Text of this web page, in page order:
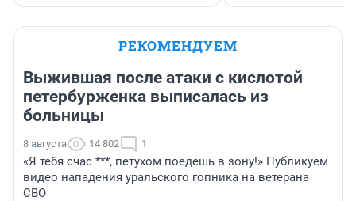
РЕКОМЕНДУЕМ
Выжившая после атаки с кислотой
петербурженка выписалась из
больницы
8 августа 14 802 1
«Я тебя счас ***, петухом поедешь в зону!» Публикуем
видео нападения уральского гопника на ветерана
СВО